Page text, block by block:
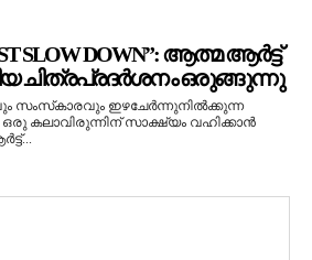
SLOW DOWN”: ആത്മ ആർട്ട്
ചിത്രപ്രദർശനം ഒരുങ്ങുന്നു
സംസ്‌കാരവും ഇഴചേർന്നുനിൽക്കുന്ന
ഒരു കലാവിരുന്നിന് സാക്ഷ്യം വഹിക്കാൻ